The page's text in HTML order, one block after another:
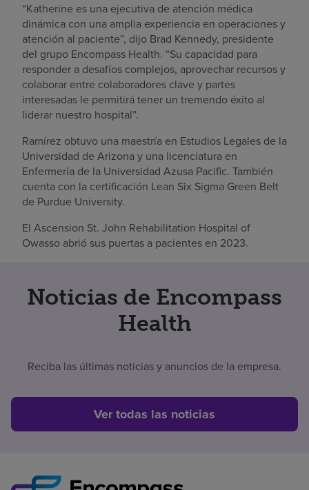
“Katherine es una ejecutiva de atención médica
dinámica con una amplia experiencia en operaciones y
atención al paciente”, dijo Brad Kennedy, presidente
del grupo Encompass Health. “Su capacidad para
responder a desafíos complejos, aprovechar recursos y
colaborar entre colaboradores clave y partes
interesadas le permitirá tener un tremendo éxito al
liderar nuestro hospital”.
Ramírez obtuvo una maestría en Estudios Legales de la
Universidad de Arizona y una licenciatura en
Enfermería de la Universidad Azusa Pacific. También
cuenta con la certificación Lean Six Sigma Green Belt
de Purdue University.
El Ascension St. John Rehabilitation Hospital of
Owasso abrió sus puertas a pacientes en 2023.
Noticias de Encompass
Health
Reciba las últimas noticias y anuncios de la empresa.
Ver todas las noticias